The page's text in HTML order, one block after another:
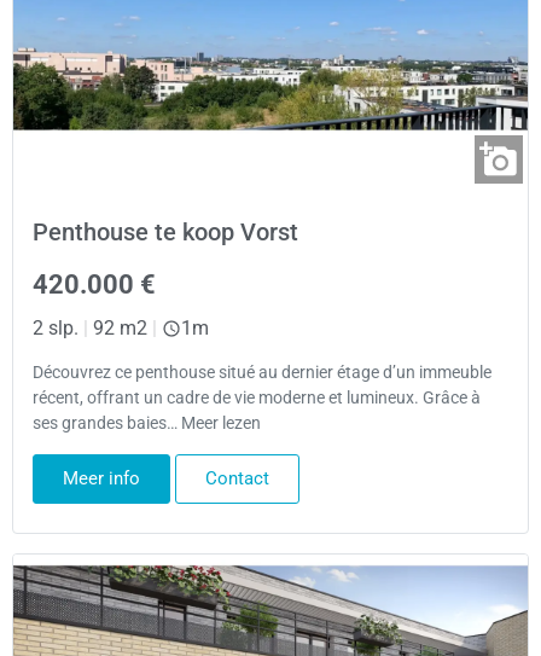
Penthouse te koop Vorst
420.000 €
2 slp. | 92 m2 | 1m
Découvrez ce penthouse situé au dernier étage d’un immeuble
récent, offrant un cadre de vie moderne et lumineux. Grâce à
ses grandes baies… Meer lezen
Meer info Contact